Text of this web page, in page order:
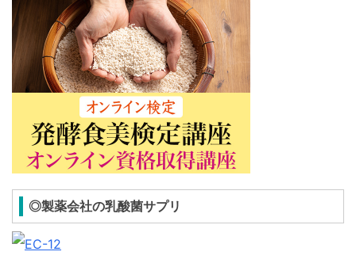
◎製薬会社の乳酸菌サプリ